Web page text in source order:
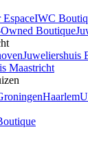
EspaceIWC
Boutique
Juweliershuis
Maastricht
Haarlem